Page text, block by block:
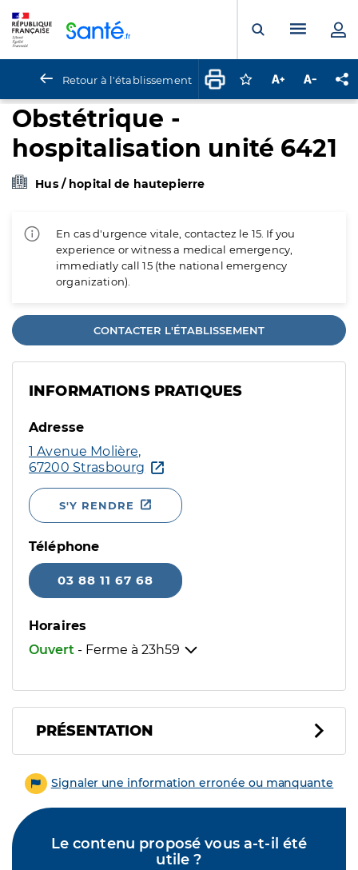
Ouvrir laMenu
Retour à l'établissement Connectez-vous
Augmenter la
Obstétrique -
hospitalisation unité 6421
Hus / hopital de hautepierre
En cas d'urgence vitale, contactez le 15. If you
experience or witness a medical emergency,
immediatly call 15 (the national emergency
organization).
CONTACTER L'ÉTABLISSEMENT
INFORMATIONS PRATIQUES
Adresse
1 Avenue Molière,
67200 Strasbourg
S'Y RENDRE
Téléphone
03 88 11 67 68
Horaires
Ouvert - Ferme à 23h59
PRÉSENTATION
Signaler une information erronée ou manquante
Le contenu proposé vous a-t-il été
utile ?